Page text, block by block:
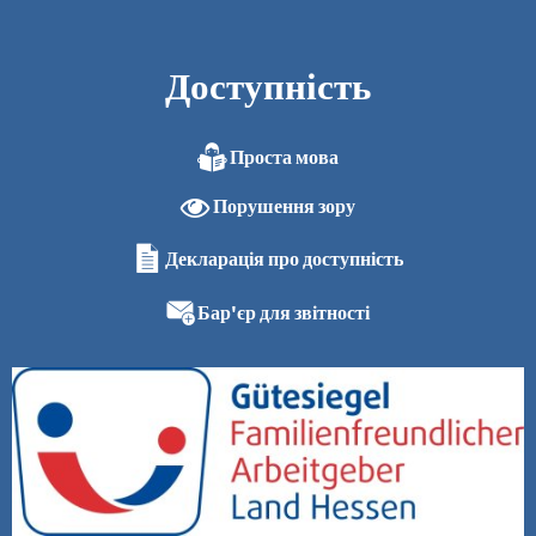
Доступність
Проста мова
Порушення зору
Декларація про доступність
Бар'єр для звітності